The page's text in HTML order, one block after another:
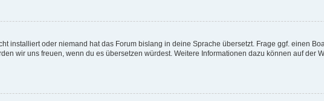
installiert oder niemand hat das Forum bislang in deine Sprache übersetzt. Frage ggf. einen
wir uns freuen, wenn du es übersetzen würdest. Weitere Informationen dazu können auf der